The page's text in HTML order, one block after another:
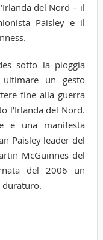
del Nord – il
Paisley e il
sotto la pioggia
un gesto
fine alla guerra
l’Irlanda del Nord.
e una manifesta
Paisley leader del
McGuinnes del
del 2006 un
duraturo.